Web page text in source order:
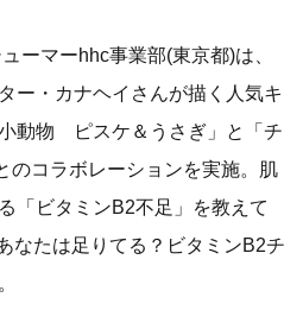
ーマーhhc事業部(東京都)は、
ー・カナヘイさんが描く人気キ
動物 ピスケ＆うさぎ」と「チ
のコラボレーションを実施。肌
「ビタミンB2不足」を教えて
なたは足りてる？ビタミンB2チ